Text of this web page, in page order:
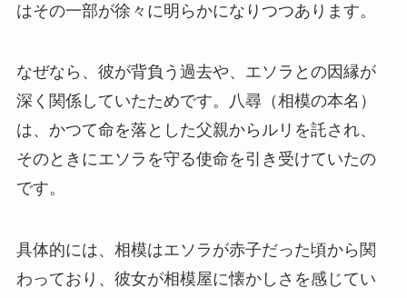
はその一部が徐々に明らかになりつつあります。
なぜなら、彼が背負う過去や、エソラとの因縁が
深く関係していたためです。八尋（相模の本名）
は、かつて命を落とした父親からルリを託され、
そのときにエソラを守る使命を引き受けていたの
です。
具体的には、相模はエソラが赤子だった頃から関
わっており、彼女が相模屋に懐かしさを感じてい